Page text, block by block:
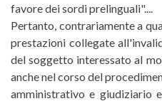
favore dei sordi prelinguali"....
Pertanto, contrariamente a
prestazioni collegate
del soggetto interessato al
anche nel corso del
amministrativo e giudiziario